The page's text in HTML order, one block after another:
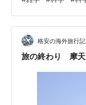
関口であり、島民
段でもあります。
航路、役割、利用
る人にも分かりやす
隠岐汽船とは、島根
格安の海外旅行
旅の終わり 摩